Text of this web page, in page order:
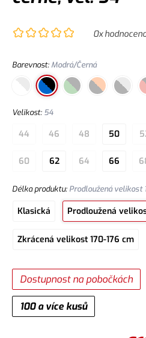
0x
Barevnost:Modrá/Černá
Velikost: 54
44 46 48 50
60 62 64 66
Délka produktu: Prodloužená velikost
Klasická Prodloužená
Zkrácená velikost 170-176 cm
100 a více kusů
Dostupnost na pobočkách